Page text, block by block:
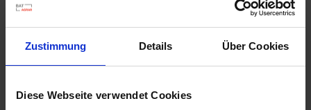
Zustimmung Details Über Cookies
Diese Webseite verwendet Cookies